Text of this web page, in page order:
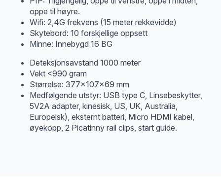
oppe til høyre.
Wifi: 2,4G frekvens (15 meter rekkevidde)
Skytebord: 10 forskjellige oppsett
Minne: Innebygd 16 BG
Deteksjonsavstand 1000 meter
Vekt <990 gram
Størrelse: 377x107x69 mm
Medfølgende utstyr: USB type C, Linsebeskytter,
5V2A adapter, kinesisk, US, UK, Australia,
Europeisk), eksternt batteri, Micro HDMI kabel,
øyekopp, 2 Picatinny rail clips, start guide.